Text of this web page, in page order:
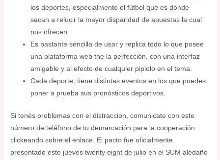
los deportes, especialmente el fútbol que es donde
sacan a relucir la mayor disparidad de apuestas la cual
nos ofrecen.
Es bastante sencilla de usar y replica todo lo que posee
una plataforma web the la perfección, con una interfaz
amigable y al efecto de cualquier pipiolo en el tema.
Cada deporte, tiene distintas eventos en los que puedes
poner a prueba sus pronósticos deportivos.
Si tenés problemas con el distraccion, comunicate con este
número de teléfono de tu demarcación para la cooperación
clickeando sobre el enlace. El pacto fue oficialmente
presentado este jueves twenty eight de julio en el SUM aledaño